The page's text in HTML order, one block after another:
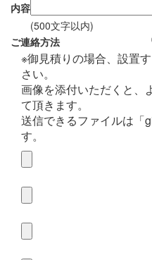
内容
(500文字以内)
ご連絡方法
※御見積りの場合、設置
さい。
画像を添付いただくと、
て頂きます。
送信できるファイルは「
す。